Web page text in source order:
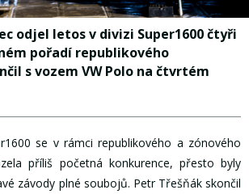
odjel letos v divizi Super1600 čtyři
pořadí republikového
s vozem VW Polo na čtvrtém
se v rámci republikového a zónového
příliš početná konkurence, přesto byly
závody plné soubojů. Petr Třešňák skončil